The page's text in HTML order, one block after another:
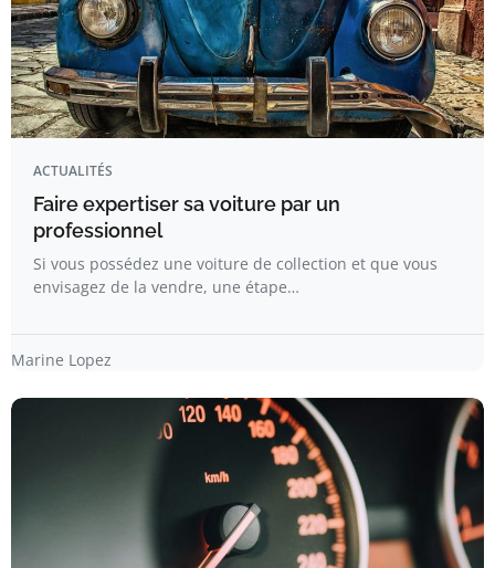
ACTUALITÉS
Faire expertiser sa voiture par un
professionnel
Si vous possédez une voiture de collection et que vous
envisagez de la vendre, une étape…
Marine Lopez